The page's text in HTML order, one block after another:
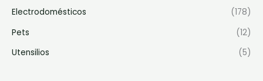
Electrodomésticos
(178)
Pets
(12)
Utensilios
(5)